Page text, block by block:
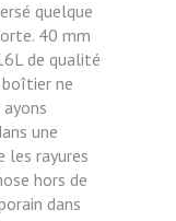
quelque
40 mm
de qualité
ne
une
les rayures
hors de
dans